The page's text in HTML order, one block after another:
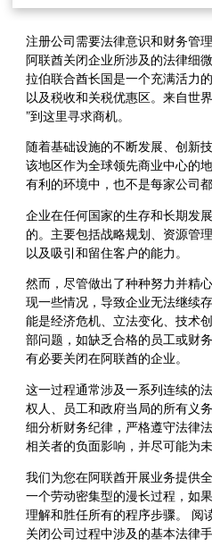
注册公司需要法律意识和财务管
阿联酋关闭企业所涉及的法律细
拉伯联合酋长国是一个充满活力
以及税收和关税优惠区。来自世
”到这里寻求商机。
随着基础设施的不断发展、创新
该地区作为全球领先商业中心的
有利的环境中，也不是每家公司都
企业在任何国家的生存和长期发
的。主要包括战略规划、资源管
以及吸引和留住客户的能力。
然而，尽管做出了种种努力并精
现一些情况，导致企业无法继续
能是经济危机、立法变化、技术
部问题，如缺乏合格的员工或财
有必要关闭在阿联酋的企业。
这一过程通常涉及一系列连续的
权人、员工和政府当局的所有义
细分析财务纪律，严格遵守法律
相关者的负面影响，并尽可能为
我们为您在阿联酋开展业务提供
一个劳动密集型的漫长过程，如
理解和胜任所有的程序步骤。 阅
关闭公司过程中涉及的基本法律手